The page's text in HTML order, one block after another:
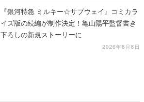
『銀河特急 ミルキー☆サブウェイ』コミカラ
イズ版の続編が制作決定！亀山陽平監督書き
下ろしの新規ストーリーに
2026年8月6日